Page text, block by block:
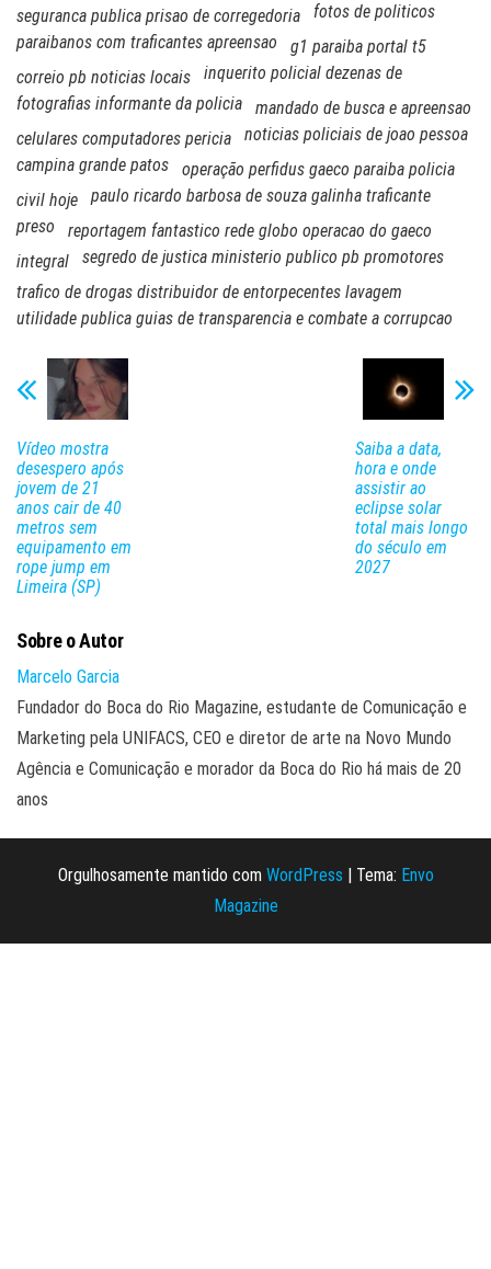
seguranca publica prisao de corregedoria
fotos de politicos
paraibanos com traficantes apreensao
g1 paraiba portal t5
correio pb noticias locais
inquerito policial dezenas de
fotografias informante da policia
mandado de busca e apreensao
celulares computadores pericia
noticias policiais de joao pessoa
campina grande patos
operação perfidus gaeco paraiba policia
civil hoje
paulo ricardo barbosa de souza galinha traficante
preso
reportagem fantastico rede globo operacao do gaeco
integral
segredo de justica ministerio publico pb promotores
trafico de drogas distribuidor de entorpecentes lavagem
utilidade publica guias de transparencia e combate a corrupcao
Vídeo mostra
desespero após
jovem de 21
anos cair de 40
metros sem
equipamento em
rope jump em
Limeira (SP)
Saiba a data,
hora e onde
assistir ao
eclipse solar
total mais longo
do século em
2027
Sobre o Autor
Marcelo Garcia
Fundador do Boca do Rio Magazine, estudante de Comunicação e
Marketing pela UNIFACS, CEO e diretor de arte na Novo Mundo
Agência e Comunicação e morador da Boca do Rio há mais de 20
anos
Orgulhosamente mantido com WordPress | Tema: Envo
Magazine